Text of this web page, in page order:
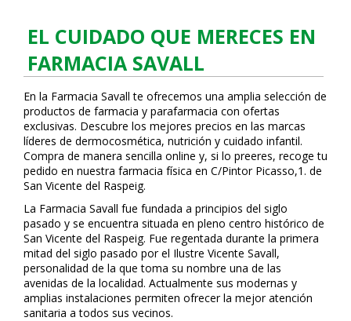
EL CUIDADO QUE MERECES EN
FARMACIA SAVALL
En la Farmacia Savall te ofrecemos una amplia selección de
productos de farmacia y parafarmacia con ofertas
exclusivas. Descubre los mejores precios en las marcas
líderes de dermocosmética, nutrición y cuidado infantil.
Compra de manera sencilla online y, si lo prefieres, recoge tu
pedido en nuestra farmacia física en C/Pintor Picasso,1. de
San Vicente del Raspeig.
La Farmacia Savall fue fundada a principios del siglo
pasado y se encuentra situada en pleno centro histórico de
San Vicente del Raspeig. Fue regentada durante la primera
mitad del siglo pasado por el Ilustre Vicente Savall,
personalidad de la que toma su nombre una de las
avenidas de la localidad. Actualmente sus modernas y
amplias instalaciones permiten ofrecer la mejor atención
sanitaria a todos sus vecinos.